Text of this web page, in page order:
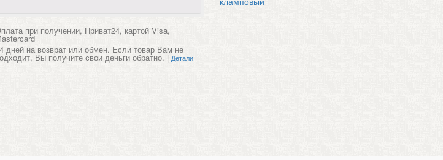
при получении, Приват24, картой Visa,
дней на возврат или обмен. Если товар Вам не
Вы получите свои деньги обратно. | Детали